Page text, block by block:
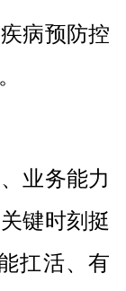
病预防控
业务能力
键时刻挺
扛活、有